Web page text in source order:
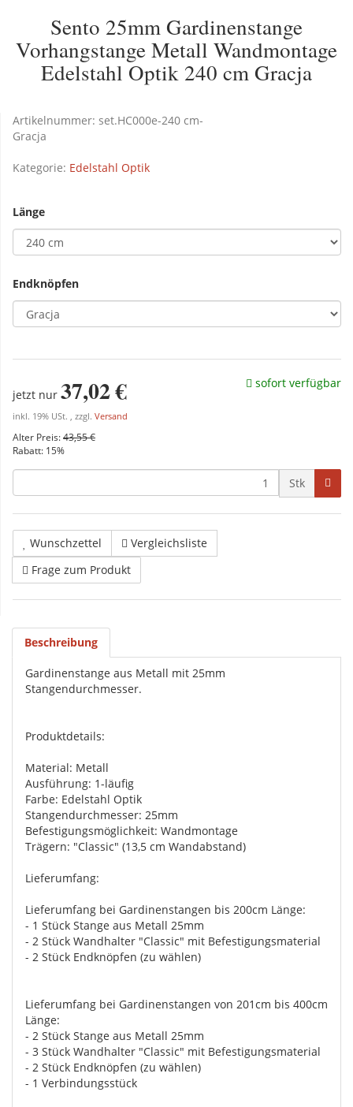
Sento 25mm Gardinenstange
Vorhangstange Metall Wandmontage
Edelstahl Optik 240 cm Gracja
Artikelnummer: set.HC000e-240 cm-
Gracja
Kategorie: Edelstahl Optik
Länge
Endknöpfen
jetzt nur 37,02 €
inkl. 19% USt. , zzgl. Versand
Alter Preis:43,55 €
Rabatt: 15%
sofort verfügbar
Stk
Wunschzettel
Vergleichsliste
Frage zum Produkt
Beschreibung
Gardinenstange aus Metall mit 25mm
Stangendurchmesser.
Produktdetails:
Material: Metall
Ausführung: 1-läufig
Farbe: Edelstahl Optik
Stangendurchmesser: 25mm
Befestigungsmöglichkeit: Wandmontage
Trägern: "Classic" (13,5 cm Wandabstand)
Lieferumfang:
Lieferumfang bei Gardinenstangen bis 200cm Länge:
- 1 Stück Stange aus Metall 25mm
- 2 Stück Wandhalter "Classic" mit Befestigungsmaterial
- 2 Stück Endknöpfen (zu wählen)
Lieferumfang bei Gardinenstangen von 201cm bis 400cm
Länge:
- 2 Stück Stange aus Metall 25mm
- 3 Stück Wandhalter "Classic" mit Befestigungsmaterial
- 2 Stück Endknöpfen (zu wählen)
- 1 Verbindungsstück